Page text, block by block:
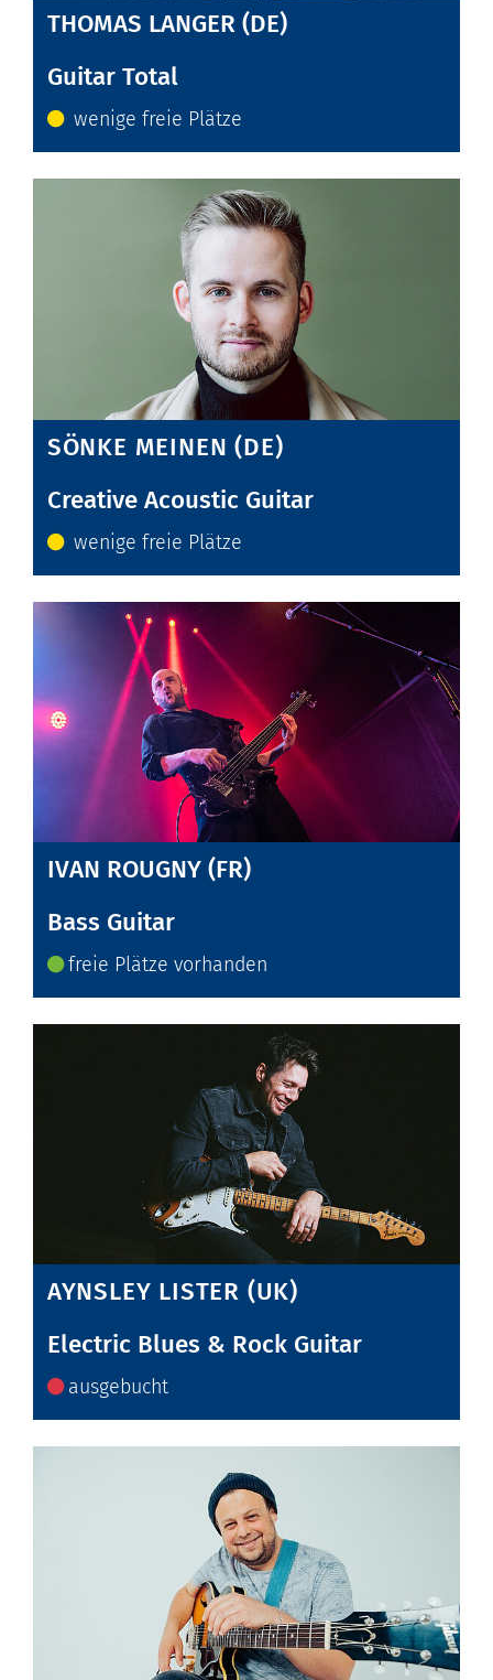
THOMAS LANGER (DE)
Guitar Total
wenige freie Plätze
SÖNKE MEINEN (DE)
Creative Acoustic Guitar
wenige freie Plätze
IVAN ROUGNY (FR)
Bass Guitar
freie Plätze vorhanden
AYNSLEY LISTER (UK)
Electric Blues & Rock Guitar
ausgebucht